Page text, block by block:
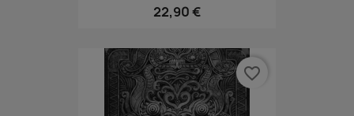
22,90 €
favorite_border